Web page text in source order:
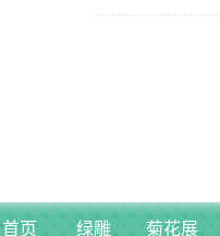
首页 绿雕 菊花展